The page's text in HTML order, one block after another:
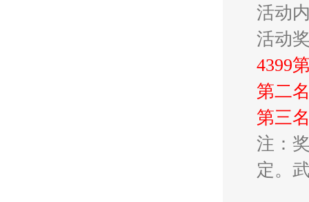
活动
活动
4399
第二
第三
注：
定。